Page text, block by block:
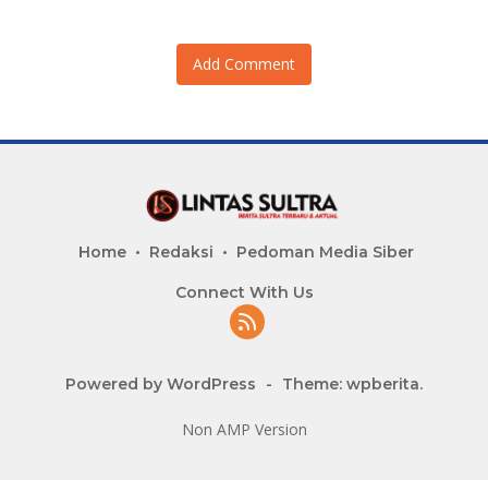
Add Comment
Home Redaksi Pedoman Media Siber
Connect With Us
Powered by WordPress - Theme: wpberita.
Non AMP Version